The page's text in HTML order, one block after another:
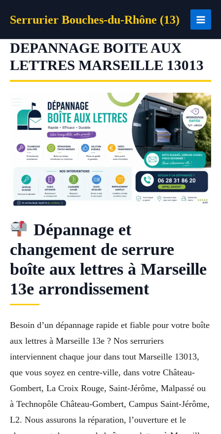
Serrurier Bouches-du-Rhône (13)
DEPANNAGE BOITE AUX
LETTRES MARSEILLE 13013
Dépannage et
changement de serrure
boîte aux lettres à Marseille
13e arrondissement
Besoin d’un dépannage rapide et fiable pour votre boîte
aux lettres à Marseille 13e ? Nos serruriers
interviennent chaque jour dans tout Marseille 13013,
que vous soyez en centre-ville, dans votre Château-
Gombert, La Croix Rouge, Saint-Jérôme, Malpassé ou
à Technopôle Château-Gombert, Campus Saint-Jérôme,
L2. Nous assurons la réparation, l’ouverture et le